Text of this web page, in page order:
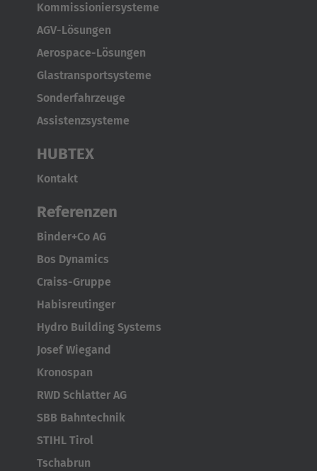
Kommissioniersysteme
AGV-Lösungen
Aerospace-Lösungen
Glastransportsysteme
Sonderfahrzeuge
Assistenzsysteme
HUBTEX
Kontakt
Referenzen
Binder+Co AG
Bos Dynamics
Craiss-Gruppe
Habisreutinger
Hydro Building Systems
Josef Wiegand
Kronospan
RWD Schlatter AG
SBB Bahntechnik
STIHL Tirol
Tschabrun